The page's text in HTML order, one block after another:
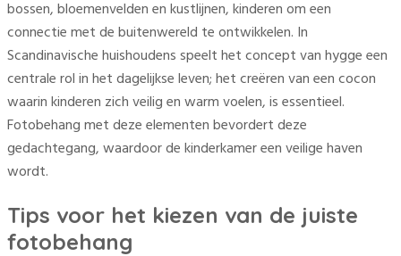
bossen, bloemenvelden en kustlijnen, kinderen om een
connectie met de buitenwereld te ontwikkelen. In
Scandinavische huishoudens speelt het concept van hygge een
centrale rol in het dagelijkse leven; het creëren van een cocon
waarin kinderen zich veilig en warm voelen, is essentieel.
Fotobehang met deze elementen bevordert deze
gedachtegang, waardoor de kinderkamer een veilige haven
wordt.
Tips voor het kiezen van de juiste
fotobehang